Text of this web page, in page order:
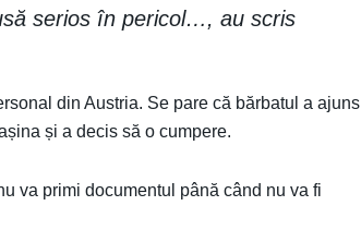
serios în pericol…, au scris
din Austria. Se pare că bărbatul a ajuns
și a decis să o cumpere.
va primi documentul până când nu va fi